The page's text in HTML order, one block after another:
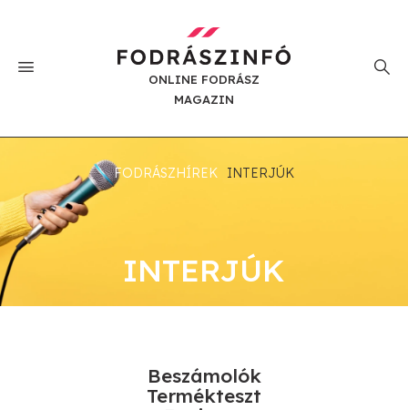
ONLINE FODRÁSZ
MAGAZIN
FODRÁSZHÍREK INTERJÚK
INTERJÚK
Beszámolók
Termékteszt